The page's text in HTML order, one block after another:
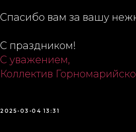
Спасибо вам за вашу
С праздником!
С уважением,
Коллектив
2025-03-04 13:31